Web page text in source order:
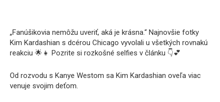
„Fanúšikovia nemôžu uveriť, aká je krásna.“ Najnovšie fotky
Kim Kardashian s dcérou Chicago vyvolali u všetkých rovnakú
reakciu 🌟👧 Pozrite si rozkošné selfies v článku 👇💕
Od rozvodu s Kanye Westom sa Kim Kardashian oveľa viac
venuje svojim deťom.